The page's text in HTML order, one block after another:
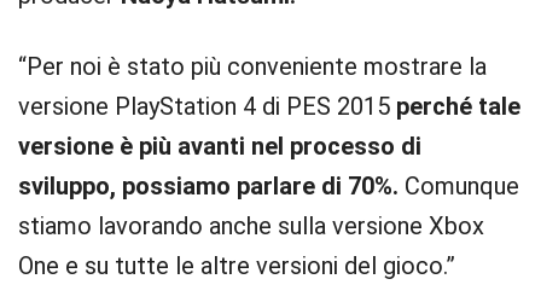
“Per noi è stato più conveniente mostrare la
versione PlayStation 4 di PES 2015 perché tale
versione è più avanti nel processo di
sviluppo, possiamo parlare di 70%. Comunque
stiamo lavorando anche sulla versione Xbox
One e su tutte le altre versioni del gioco.”